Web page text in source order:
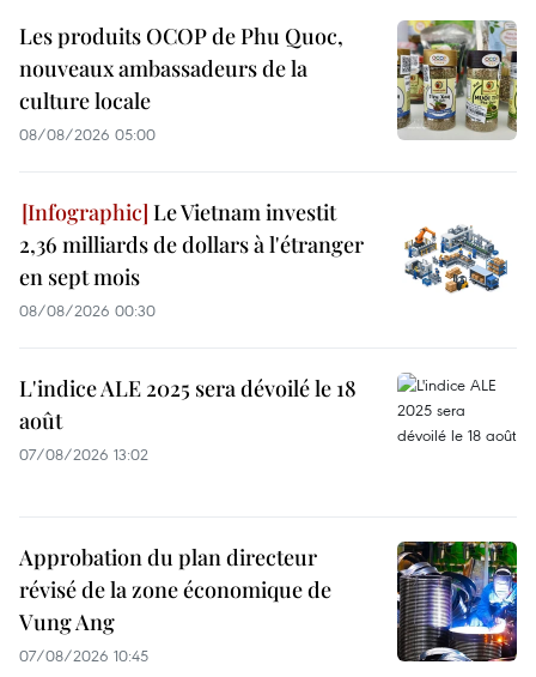
Les produits OCOP de Phu Quoc,
nouveaux ambassadeurs de la
culture locale
08/08/2026 05:00
Le Vietnam investit
2,36 milliards de dollars à l'étranger
en sept mois
08/08/2026 00:30
L'indice ALE 2025 sera dévoilé le 18
août
07/08/2026 13:02
Approbation du plan directeur
révisé de la zone économique de
Vung Ang
07/08/2026 10:45